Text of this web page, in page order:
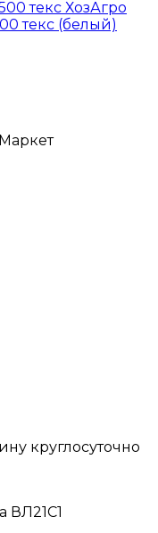
текс (белый)
круглосуточно
ВЛ21С1